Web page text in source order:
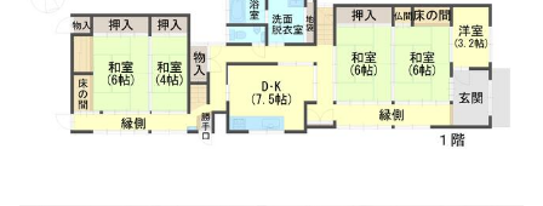
住所:兵庫県丹波市柏原町母坪３８５−１ F マップで見る
さくら眼科
住所:兵庫県丹波市氷上町本郷３１８−１ マップで見る